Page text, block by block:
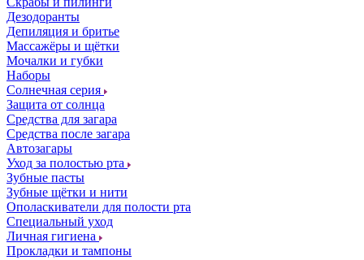
Дезодоранты
Депиляция и бритье
Массажёры и щётки
Мочалки и губки
Наборы
Солнечная серия
Защита от солнца
Средства для загара
Средства после загара
Автозагары
Уход за полостью рта
Зубные пасты
Зубные щётки и нити
Ополаскиватели для полости рта
Специальный уход
Личная гигиена
Прокладки и тампоны